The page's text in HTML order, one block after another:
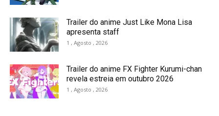
Trailer do anime Just Like Mona Lisa
apresenta staff
1 , Agosto , 2026
Trailer do anime FX Fighter Kurumi-chan
revela estreia em outubro 2026
1 , Agosto , 2026